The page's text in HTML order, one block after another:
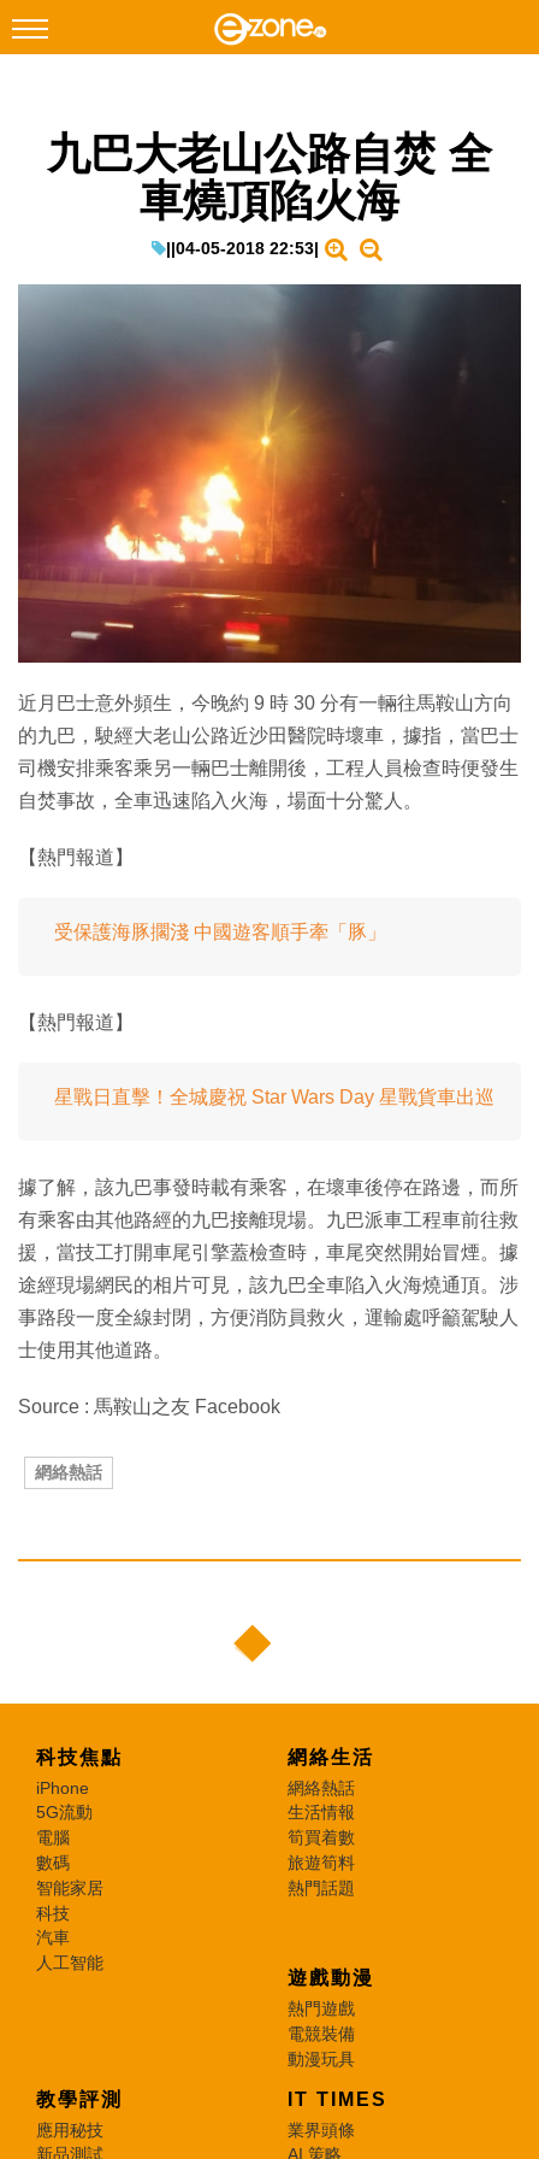
Facebook Instagram
遊戲動漫
Enterprise Digital Transformation
九巴大老山公路自焚 全
車燒頂陷火海
||04-05-2018 22:53|
近月巴士意外頻生，今晚約 9 時 30 分有一輛往馬鞍山方向
的九巴，駛經大老山公路近沙田醫院時壞車，據指，當巴士
司機安排乘客乘另一輛巴士離開後，工程人員檢查時便發生
自焚事故，全車迅速陷入火海，場面十分驚人。
【熱門報道】
受保護海豚擱淺 中國遊客順手牽「豚」
【熱門報道】
星戰日直擊！全城慶祝 Star Wars Day 星戰貨車出巡
據了解，該九巴事發時載有乘客，在壞車後停在路邊，而所
有乘客由其他路經的九巴接離現場。九巴派車工程車前往救
援，當技工打開車尾引擎蓋檢查時，車尾突然開始冒煙。據
途經現場網民的相片可見，該九巴全車陷入火海燒通頂。涉
事路段一度全線封閉，方便消防員救火，運輸處呼籲駕駛人
士使用其他道路。
Source : 馬鞍山之友 Facebook
網絡熱話
科技焦點
iPhone
5G流動
電腦
數碼
智能家居
科技
汽車
人工智能
網絡生活
網絡熱話
生活情報
筍買着數
旅遊筍料
熱門話題
遊戲動漫
熱門遊戲
電競裝備
動漫玩具
教學評測
應用秘技
新品測試
IT TIMES
業界頭條
AI 策略